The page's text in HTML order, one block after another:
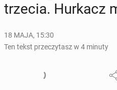
trzecia. Hurkacz
18 MAJA, 15:30
Ten tekst przeczytasz w 4 minuty